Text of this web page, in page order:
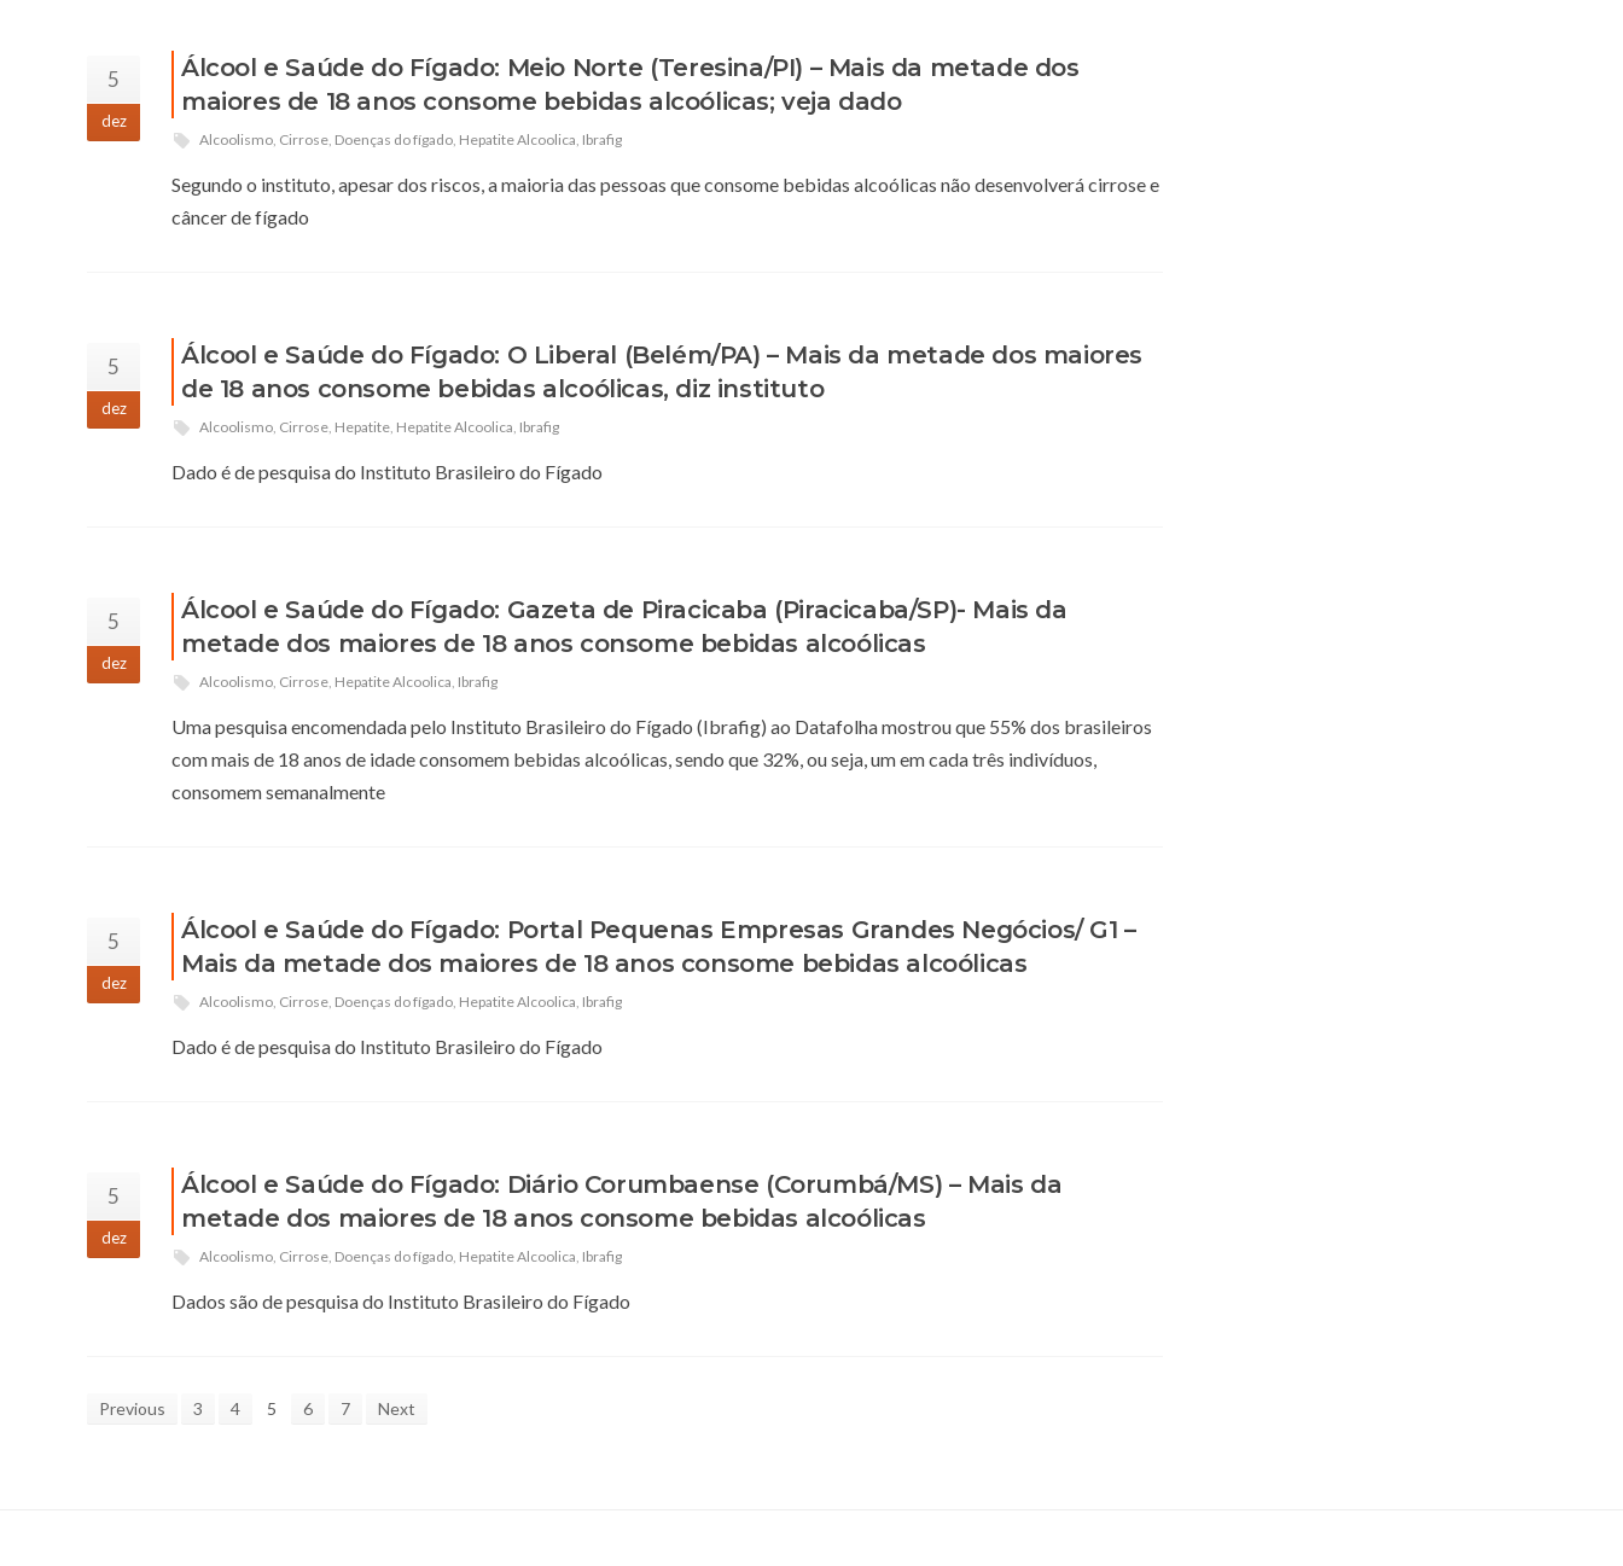
5
dez
Álcool e Saúde do Fígado: Meio Norte (Teresina/PI) – Mais da metade dos
maiores de 18 anos consome bebidas alcoólicas; veja dado
Alcoolismo, Cirrose, Doenças do fígado, Hepatite Alcoolica, Ibrafig
Segundo o instituto, apesar dos riscos, a maioria das pessoas que consome bebidas alcoólicas não desenvolverá cirrose e
câncer de fígado
5
dez
Álcool e Saúde do Fígado: O Liberal (Belém/PA) – Mais da metade dos maiores
de 18 anos consome bebidas alcoólicas, diz instituto
Alcoolismo, Cirrose, Hepatite, Hepatite Alcoolica, Ibrafig
Dado é de pesquisa do Instituto Brasileiro do Fígado
5
dez
Álcool e Saúde do Fígado: Gazeta de Piracicaba (Piracicaba/SP)- Mais da
metade dos maiores de 18 anos consome bebidas alcoólicas
Alcoolismo, Cirrose, Hepatite Alcoolica, Ibrafig
Uma pesquisa encomendada pelo Instituto Brasileiro do Fígado (Ibrafig) ao Datafolha mostrou que 55% dos brasileiros
com mais de 18 anos de idade consomem bebidas alcoólicas, sendo que 32%, ou seja, um em cada três indivíduos,
consomem semanalmente
5
dez
Álcool e Saúde do Fígado: Portal Pequenas Empresas Grandes Negócios/ G1 –
Mais da metade dos maiores de 18 anos consome bebidas alcoólicas
Alcoolismo, Cirrose, Doenças do fígado, Hepatite Alcoolica, Ibrafig
Dado é de pesquisa do Instituto Brasileiro do Fígado
5
dez
Álcool e Saúde do Fígado: Diário Corumbaense (Corumbá/MS) – Mais da
metade dos maiores de 18 anos consome bebidas alcoólicas
Alcoolismo, Cirrose, Doenças do fígado, Hepatite Alcoolica, Ibrafig
Dados são de pesquisa do Instituto Brasileiro do Fígado
Previous 3 4 5 6 7 Next